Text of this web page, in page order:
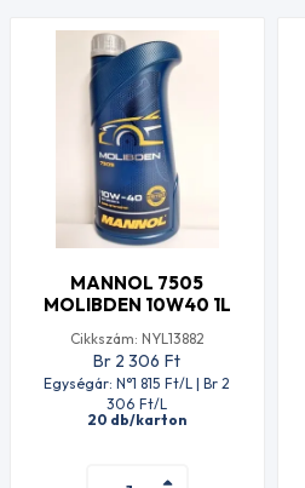
MANNOL 7505
MOLIBDEN 10W40 1L
Cikkszám: NYL13882
Br 2 306 Ft
Egységár: N°1 815 Ft/L | Br 2
306 Ft/L
20 db/karton